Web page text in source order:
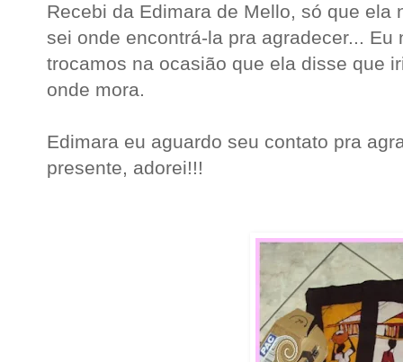
Recebi da Edimara de Mello, só que ela
sei onde encontrá-la pra agradecer... Eu
trocamos na ocasião que ela disse que
onde mora.
Edimara eu aguardo seu contato pra
presente, adorei!!!